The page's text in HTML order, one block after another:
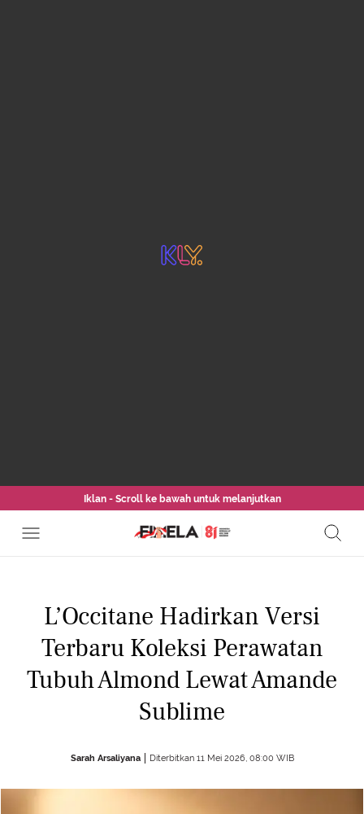
Iklan - Scroll ke bawah untuk melanjutkan
L’Occitane Hadirkan Versi
Terbaru Koleksi Perawatan
Tubuh Almond Lewat Amande
Sublime
Sarah Arsaliyana Diterbitkan 11 Mei 2026, 08:00 WIB